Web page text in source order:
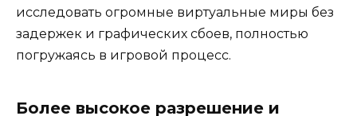
исследовать огромные виртуальные миры без
задержек и графических сбоев, полностью
погружаясь в игровой процесс.
Более высокое разрешение и